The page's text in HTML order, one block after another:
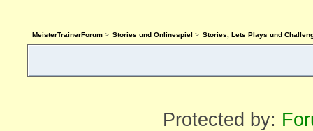
MeisterTrainerForum> Stories und Onlinespiel > Stories, Lets Plays und
Protected by: